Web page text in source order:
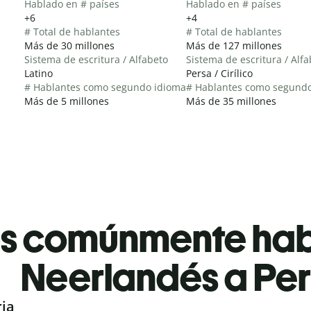
Hablado en # países
+6
# Total de hablantes
Más de 30 millones
Sistema de escritura / Alfabeto
Latino
# Hablantes como segundo idioma
Más de 5 millones
Hablado en # países
+4
# Total de hablantes
Más de 127 millones
Sistema de escritura /
Persa / Cirílico
# Hablantes como
Más de 35 millones
comúnmente
Neerlandés a